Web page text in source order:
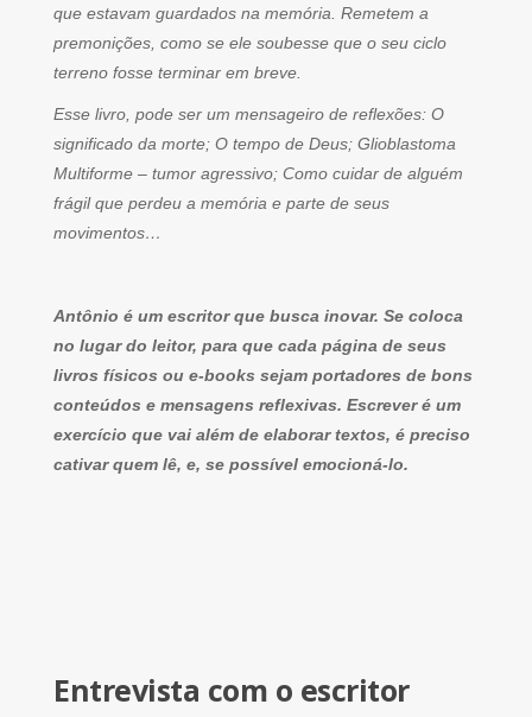
que estavam guardados na memória. Remetem a
premonições, como se ele soubesse que o seu ciclo
terreno fosse terminar em breve.
Esse livro, pode ser um mensageiro de reflexões: O
significado da morte; O tempo de Deus; Glioblastoma
Multiforme – tumor agressivo; Como cuidar de alguém
frágil que perdeu a memória e parte de seus
movimentos…
Antônio é um escritor que busca inovar. Se coloca
no lugar do leitor, para que cada página de seus
livros físicos ou e-books sejam portadores de bons
conteúdos e mensagens reflexivas. Escrever é um
exercício que vai além de elaborar textos, é preciso
cativar quem lê, e, se possível emocioná-lo.
Entrevista com o escritor